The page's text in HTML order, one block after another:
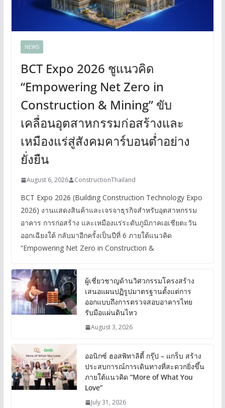
NEWS
BCT Expo 2026 ชูแนวคิด
“Empowering Net Zero in
Construction & Mining” ขับ
เคลื่อนอุตสาหกรรมก่อสร้างและ
เหมืองแร่สู่สังคมคาร์บอนต่ำอย่าง
ยั่งยืน
August 6, 2026 ConstructionThailand
BCT Expo 2026 (Building Construction Technology Expo
2026) งานแสดงสินค้าและเจรจาธุรกิจสำหรับอุตสาหกรรม
อาคาร การก่อสร้าง และเหมืองแร่ระดับภูมิภาคเอเชียตะวัน
ออกเฉียงใต้ กลับมาอีกครั้งเป็นปีที่ 6 ภายใต้แนวคิด
“Empowering Net Zero in Construction &
ผู้เชี่ยวชาญด้านวิศวกรรมโครงสร้าง
เสนอแผนปฏิรูปมาตรฐานตั้งแต่การ
ออกแบบถึงการตรวจสอบอาคารไทย
รับมือแผ่นดินไหว
August 3, 2026
ออนิกซ์ ฮอสพิทาลิตี้ กรุ๊ป – แกร็บ สร้าง
ประสบการณ์การเดินทางที่สะดวกยิ่งขึ้น
ภายใต้แนวคิด “More of What You
Love”
July 31, 2026